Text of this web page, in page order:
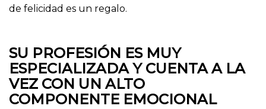
de felicidad es un regalo.
SU PROFESIÓN ES MUY
ESPECIALIZADA Y CUENTA A LA
VEZ CON UN ALTO
COMPONENTE EMOCIONAL